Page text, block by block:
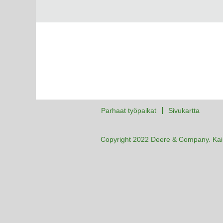
Parhaat työpaikat Sivukartta
Copyright 2022 Deere & Company.